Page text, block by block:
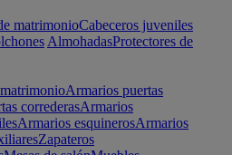
matrimonioCabeceros juveniles
AlmohadasProtectores de
Armarios puertas
correderasArmarios
Armarios esquinerosArmarios
Zapateros